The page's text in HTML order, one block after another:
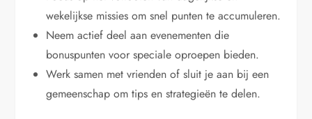
wekelijkse missies om snel punten te accumuleren.
Neem actief deel aan evenementen die
bonuspunten voor speciale oproepen bieden.
Werk samen met vrienden of sluit je aan bij een
gemeenschap om tips en strategieën te delen.